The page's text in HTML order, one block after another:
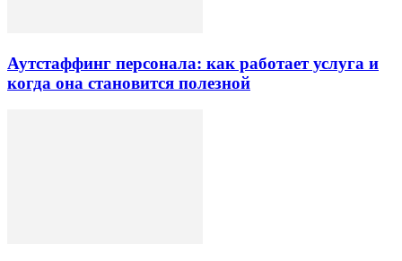
Аутстаффинг персонала: как работает услуга и
когда она становится полезной